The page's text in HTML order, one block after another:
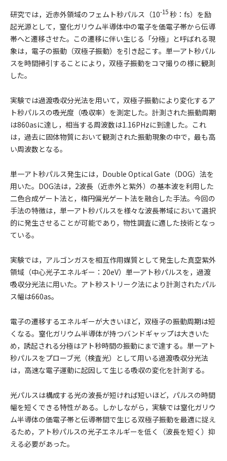
研究では，近赤外領域のフェムト秒パルス（10-15秒：fs）を励
起光源として，窒化ガリウム半導体中の電子を価電子帯から伝導
帯へと遷移させた。この遷移に伴い生じる「分極」と呼ばれる現
象は，電子の振動（双極子振動）を引き起こす。単一アト秒パル
スを時間掃引することにより，双極子振動をコマ撮りの様に観測
した。
実験では過渡吸収分光法を用いて，双極子振動により変化するア
ト秒パルスの吸光度（吸収率）を測定した。計測された振動周期
は860asに達し，相当する周波数は1.16PHzに到達した。これ
は，過去に固体物質において観測された振動現象の中で，最も高
い周波数となる。
単一アト秒パルス発生には，Double Optical Gate（DOG）法を
用いた。DOG法は，2波長（近赤外と紫外）の基本波を利用した
二色合成ゲート法と，楕円偏光ゲート法を融合した手法。今回の
手法の特徴は，単一アト秒パルスを様々な波長帯域において選択
的に発生させることが可能であり，物性調査に適した技術となっ
ている。
実験では，アルゴンガスを相互作用媒質として発生した真空紫外
領域（中心光子エネルギー：20eV）単一アト秒パルスを，過渡
吸収分光法に用いた。アト秒ストリーク法により計測されたパル
ス幅は660as。
電子の遷移するエネルギーが大きいほど，双極子の振動周期は短
くなる。窒化ガリウム半導体が持つバンドギャップは大きいた
め，誘起される分極はアト秒時間の振動にまで達する。単一アト
秒パルスをプローブ光（検査光）として用いる過渡吸収分光法
は，高速な電子運動に起因して生じる吸収の変化を計測する。
光パルスは構成する光の波長が短ければ短いほど，パルスの時間
幅を短くできる特性がある。しかしながら，実験では窒化ガリウ
ム半導体の価電子帯と伝導帯間で生じる双極子振動を最適に捉え
るため，アト秒パルスの光子エネルギーを低く（波長を短く）抑
える必要があった。